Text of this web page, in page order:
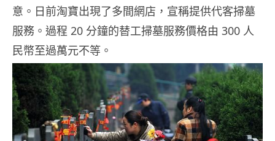
意。日前淘寶出現了多間網店，宣稱提供代客掃墓
服務。過程 20 分鐘的替工掃墓服務價格由 300 人
民幣至過萬元不等。